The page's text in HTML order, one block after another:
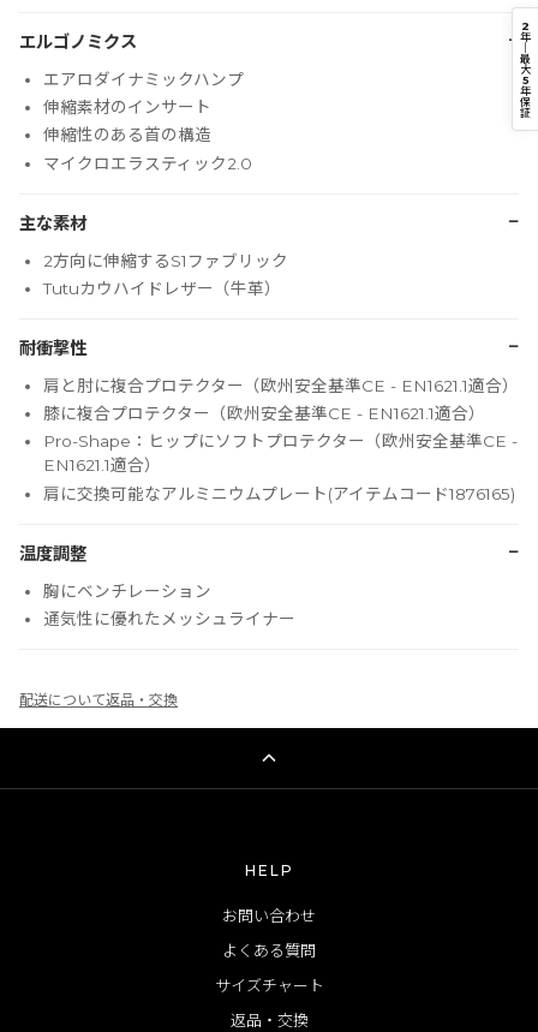
エルゴノミクス −
エアロダイナミックハンプ
伸縮素材のインサート
伸縮性のある首の構造
マイクロエラスティック2.0
主な素材 −
2方向に伸縮するS1ファブリック
Tutuカウハイドレザー（牛革）
耐衝撃性 −
肩と肘に複合プロテクター（欧州安全基準CE - EN1621.1適合）
膝に複合プロテクター（欧州安全基準CE - EN1621.1適合）
Pro-Shape：ヒップにソフトプロテクター（欧州安全基準CE -
EN1621.1適合）
肩に交換可能なアルミニウムプレート(アイテムコード1876165)
温度調整 −
胸にベンチレーション
通気性に優れたメッシュライナー
配送について返品・交換
2
年
最
大
5
年
保
証
HELP
お問い合わせ
よくある質問
サイズチャート
返品・交換